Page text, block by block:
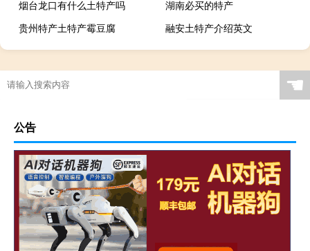
烟台龙口有什么土特产吗
湖南必买的特产
贵州特产土特产霉豆腐
融安土特产介绍英文
☚
公告